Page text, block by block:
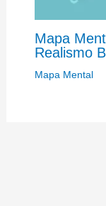
Mapa
Realismo
Mapa Mental